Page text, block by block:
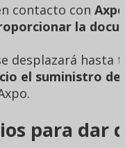
contacto con
la
desplazará hasta
el suministro de
para dar